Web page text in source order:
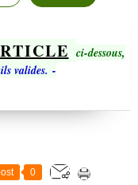
ci-dessous,
valides. -
0